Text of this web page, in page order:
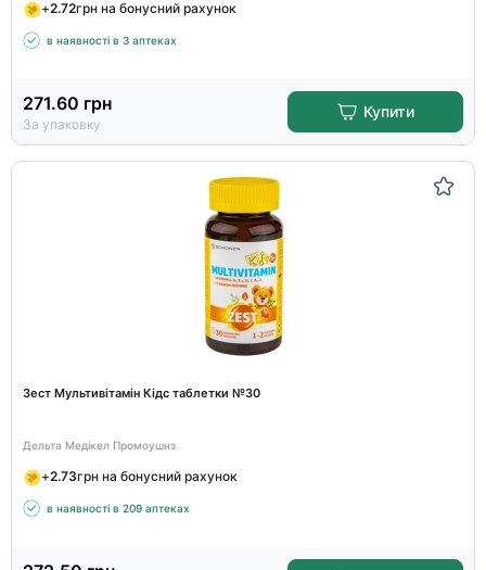
+2.72грн на бонусний рахунок
в наявності в 3 аптеках
271.60 грн
За упаковку
Купити
Зест Мультивітамін Кідс таблетки №30
Дельта Медікел Промоушнз
+2.73грн на бонусний рахунок
в наявності в 209 аптеках